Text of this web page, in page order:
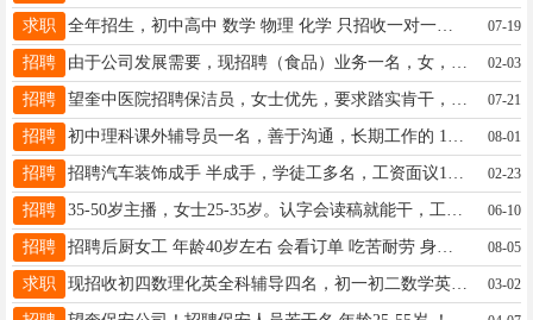
求职 全年招生，初中高中 数学 物理 化学 只招收一对一，一对二，有多年教学经验解题方法和技巧 有独特研究 电话:17645505980（微信同步） 自己加微咨询 07-19
招聘 02-03
招聘 07-21
招聘 08-01
招聘 02-23
招聘 06-10
招聘 招聘后厨女工 年龄40岁左右 会看订单 吃苦耐劳 身体健康 早九晚九 地址：板烧厨房 有意进店咨询面谈。 电话☎️18845507889 08-05
求职 现招收初四数理化英全科辅导四名，初一初二数学英小班四名，初三数理化英全科四名，周一到周五晚上辅导全科作业，周六周日补课。所有科目本人代18746568796 03-02